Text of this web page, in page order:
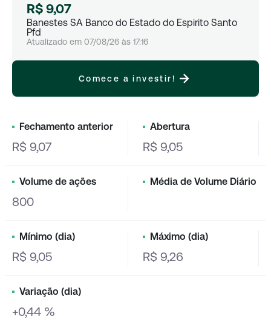
R$ 9,07
Banestes SA Banco do Estado do Espirito Santo
Pfd
Atualizado em 07/08/26 às 17:16
Comece a investir!
Fechamento anterior
R$ 9,07
Abertura
R$ 9,05
Volume de ações
800
Média de Volume Diário
Mínimo (dia)
R$ 9,05
Máximo (dia)
R$ 9,26
Variação (dia)
+0,44 %